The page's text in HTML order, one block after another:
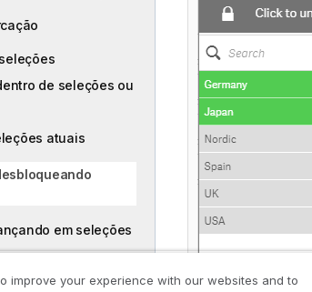
de seleções ou
atuais
em seleções
improve your experience with our websites and to